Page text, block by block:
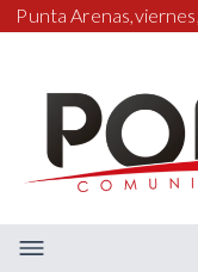
Punta Arenas,